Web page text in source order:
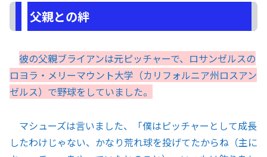
父親との絆
彼の父親ブライアンは元ピッチャーで、ロサンゼルスの
ロヨラ・メリーマウント大学（カリフォルニア州ロスアン
ゼルス）で野球をしていました。
マシューズは言いました、「僕はピッチャーとして成長
したわけじゃない、かなり荒れ球を投げてたからね（主に